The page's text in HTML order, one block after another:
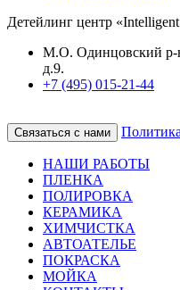
Детейлинг центр
М.О. Одинцовский р-
д.9.
+7 (495) 015-21-44
Связаться с нами
НАШИ РАБОТЫ
ПЛЕНКА
ПОЛИРОВКА
КЕРАМИКА
ХИМЧИСТКА
АВТОАТЕЛЬЕ
ПОКРАСКА
МОЙКА